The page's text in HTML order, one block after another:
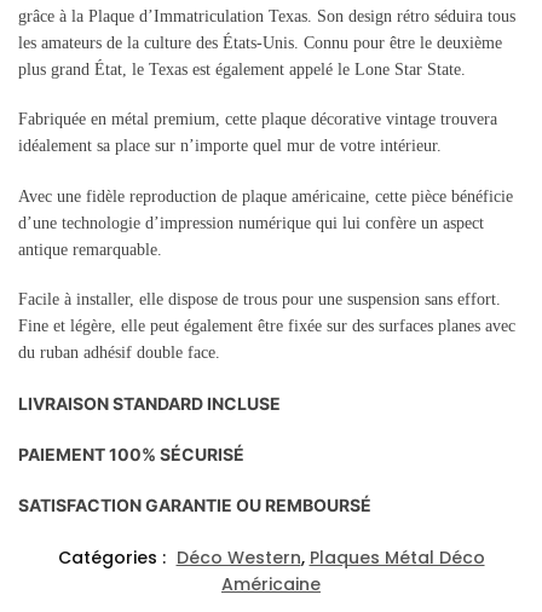
grâce à la Plaque d’Immatriculation Texas. Son design rétro séduira tous
les amateurs de la culture des États-Unis. Connu pour être le deuxième
plus grand État, le Texas est également appelé le Lone Star State.
Fabriquée en métal premium, cette plaque décorative vintage trouvera
idéalement sa place sur n’importe quel mur de votre intérieur.
Avec une fidèle reproduction de plaque américaine, cette pièce bénéficie
d’une technologie d’impression numérique qui lui confère un aspect
antique remarquable.
Facile à installer, elle dispose de trous pour une suspension sans effort.
Fine et légère, elle peut également être fixée sur des surfaces planes avec
du ruban adhésif double face.
LIVRAISON STANDARD INCLUSE
PAIEMENT 100% SÉCURISÉ
SATISFACTION GARANTIE OU REMBOURSÉ
Catégories : Déco Western, Plaques Métal Déco
Américaine